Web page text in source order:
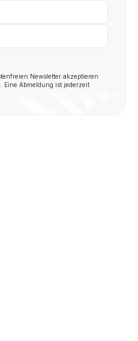
Newsletter akzeptieren
. Eine Abmeldung ist jederzeit